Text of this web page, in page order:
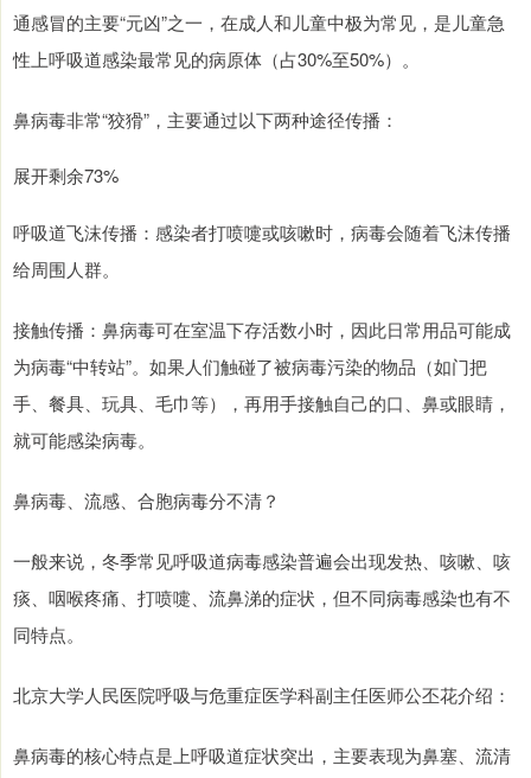
通感冒的主要“元凶”之一，在成人和儿童中极为常见，是儿童急
性上呼吸道感染最常见的病原体（占30%至50%）。
鼻病毒非常“狡猾”，主要通过以下两种途径传播：
展开剩余73%
呼吸道飞沫传播：感染者打喷嚏或咳嗽时，病毒会随着飞沫传播
给周围人群。
接触传播：鼻病毒可在室温下存活数小时，因此日常用品可能成
为病毒“中转站”。如果人们触碰了被病毒污染的物品（如门把
手、餐具、玩具、毛巾等），再用手接触自己的口、鼻或眼睛，
就可能感染病毒。
鼻病毒、流感、合胞病毒分不清？
一般来说，冬季常见呼吸道病毒感染普遍会出现发热、咳嗽、咳
痰、咽喉疼痛、打喷嚏、流鼻涕的症状，但不同病毒感染也有不
同特点。
北京大学人民医院呼吸与危重症医学科副主任医师公丕花介绍：
鼻病毒的核心特点是上呼吸道症状突出，主要表现为鼻塞、流清